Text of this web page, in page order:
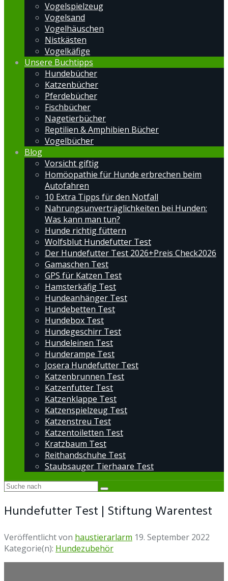
Vogelspielzeug
Vogelsand
Vogelhäuschen
Nistkästen
Vogelkäfige
Unsere Buchtipps
Hundebücher
Katzenbücher
Pferdebücher
Fischbücher
Nagetierbücher
Reptilien & Amphibien Bücher
Vogelbücher
Blog
Vorsicht giftig
Homöopathie für Hunde erbrechen beim
Autofahren
10 Extra Tipps für den Notfall
Nahrungsunverträglichkeiten bei Hunden:
Was kann man tun?
Hunde richtig füttern
Wolfsblut Hundefutter Test
Der Hundefutter Test 2026+Preis Check2026
Gamaschen Test
GPS für Katzen Test
Hamsterkäfig Test
Hundeanhänger Test
Hundebetten Test
Hundebox Test
Hundegeschirr Test
Hundeleinen Test
Hunderampe Test
Josera Hundefutter Test
Katzenbrunnen Test
Katzenfutter Test
Katzenklappe Test
Katzenspielzeug Test
Katzenstreu Test
Katzentoiletten Test
Kratzbaum Test
Reithandschuhe Test
Staubsauger Tierhaare Test
Hundefutter Test | Stiftung Warentest
Veröffentlicht von haustierarlarm 19. September 2022
Kategorie(n): Hundezubehör